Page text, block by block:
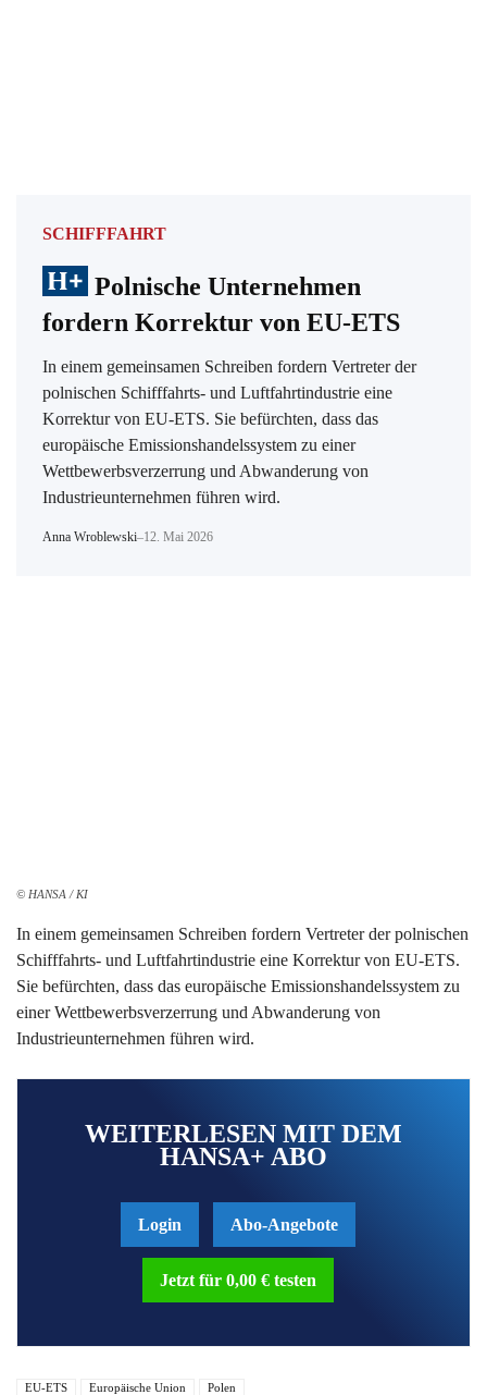
SCHIFFFAHRT
Polnische Unternehmen
fordern Korrektur von EU-ETS
In einem gemeinsamen Schreiben fordern Vertreter der
polnischen Schifffahrts- und Luftfahrtindustrie eine
Korrektur von EU-ETS. Sie befürchten, dass das
europäische Emissionshandelssystem zu einer
Wettbewerbsverzerrung und Abwanderung von
Industrieunternehmen führen wird.
Anna Wroblewski–12. Mai 2026
© HANSA / KI
In einem gemeinsamen Schreiben fordern Vertreter der polnischen
Schifffahrts- und Luftfahrtindustrie eine Korrektur von EU-ETS.
Sie befürchten, dass das europäische Emissionshandelssystem zu
einer Wettbewerbsverzerrung und Abwanderung von
Industrieunternehmen führen wird.
WEITERLESEN MIT DEM
HANSA+ ABO
Login Abo-Angebote
Jetzt für 0,00 € testen
EU-ETS Europäische Union Polen